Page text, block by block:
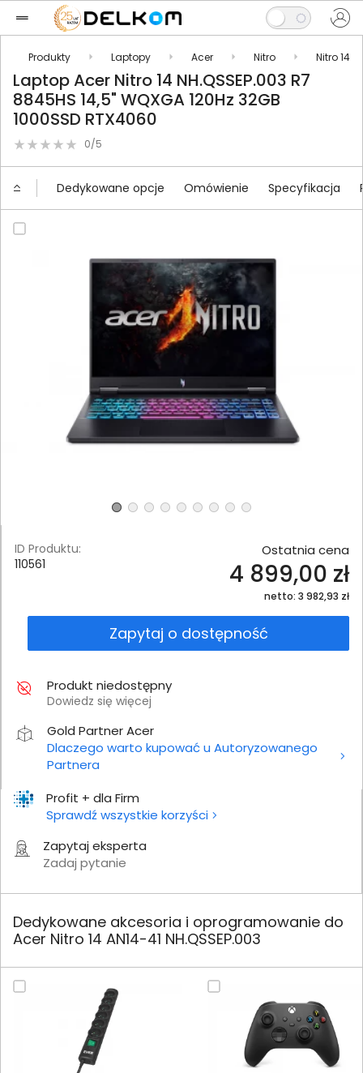
Produkty Laptopy Acer Nitro Nitro 14
Laptop Acer Nitro 14 NH.QSSEP.003 R7
8845HS 14,5" WQXGA 120Hz 32GB
1000SSD RTX4060
0/5
Dedykowane opcje Omówienie Specyfikacja
Profit + dla Firm
Sprawdź wszystkie korzyści
Zapytaj eksperta
Zadaj pytanie
ID Produktu:
110561
Ostatnia cena
4 899,00 zł
netto: 3 982,93 zł
Zapytaj o dostępność
Produkt niedostępny
Dowiedz się więcej
Gold Partner Acer
Dlaczego warto kupować u Autoryzowanego
Partnera
Dedykowane akcesoria i oprogramowanie do
Acer Nitro 14 AN14-41 NH.QSSEP.003